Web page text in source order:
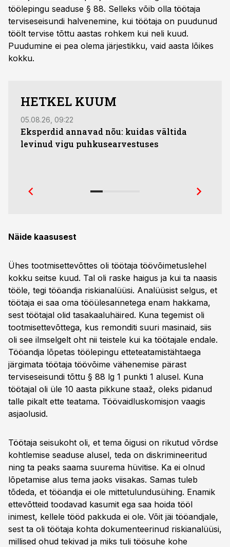
töölepingu seaduse § 88. Selleks võib olla töötaja
terviseseisundi halvenemine, kui töötaja on puudunud
töölt tervise tõttu aastas rohkem kui neli kuud.
Puudumine ei pea olema järjestikku, vaid aasta lõikes
kokku.
HETKEL KUUM
05.08.26, 09:22
Eksperdid annavad nõu: kuidas vältida
levinud vigu puhkusearvestuses
Näide kaasusest
Ühes tootmisettevõttes oli töötaja töövõimetuslehel
kokku seitse kuud. Tal oli raske haigus ja kui ta naasis
tööle, tegi tööandja riskianalüüsi. Analüüsist selgus, et
töötaja ei saa oma tööülesannetega enam hakkama,
sest töötajal olid tasakaaluhäired. Kuna tegemist oli
tootmisettevõttega, kus remonditi suuri masinaid, siis
oli see ilmselgelt oht nii teistele kui ka töötajale endale.
Tööandja lõpetas töölepingu etteteatamistähtaega
järgimata töötaja töövõime vähenemise pärast
terviseseisundi tõttu § 88 lg 1 punkti 1 alusel. Kuna
töötajal oli üle 10 aasta pikkune staaž, oleks pidanud
talle pikalt ette teatama. Töövaidluskomisjon vaagis
asjaolusid.
Töötaja seisukoht oli, et tema õigusi on rikutud võrdse
kohtlemise seaduse alusel, teda on diskrimineeritud
ning ta peaks saama suurema hüvitise. Ka ei olnud
lõpetamise alus tema jaoks viisakas. Samas tuleb
tõdeda, et tööandja ei ole mittetulundusühing. Enamik
ettevõtteid toodavad kasumit ega saa hoida tööl
inimest, kellele tööd pakkuda ei ole. Võit jäi tööandjale,
sest ta oli töötaja kohta dokumenteerinud riskianalüüsi,
millised ohud tekivad ja miks tuli töösuhe kohe